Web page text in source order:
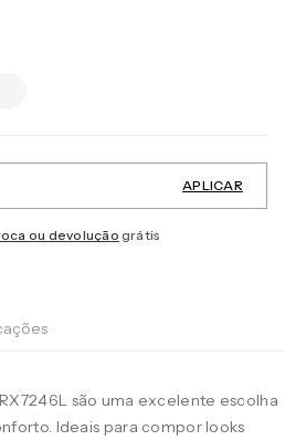
APLICAR
ou devolução grátis
são uma excelente escolha
Ideais para compor looks